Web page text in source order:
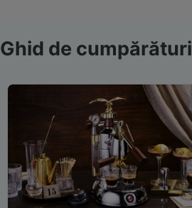
Ghid de cumpărături